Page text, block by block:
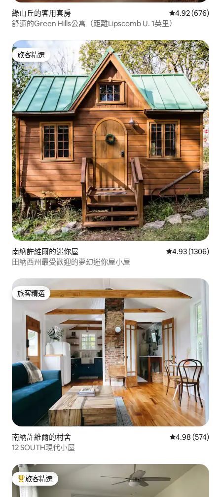
綠山丘的客用套房 從 676 則評價
4.92 (676)
舒適的Green Hills公寓（距離Lipscomb U. 1英里）
旅客精選
旅客精選
南納許維爾的迷你屋 從 1306 則評價
4.93 (1306)
田納西州最受歡迎的夢幻迷你屋小屋
旅客精選
旅客精選
南納許維爾的村舍 從 574 則評價
4.98 (574)
12 SOUTH現代小屋
旅客精選榜首
旅客精選